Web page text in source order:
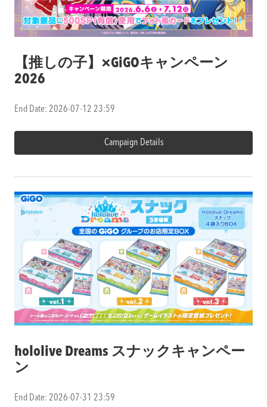
【推しの子】×GiGOキャンペーン
2026
End Date: 2026-07-12 23:59
Campaign Details
hololive Dreams スナックキャンペー
ン
End Date: 2026-07-31 23:59